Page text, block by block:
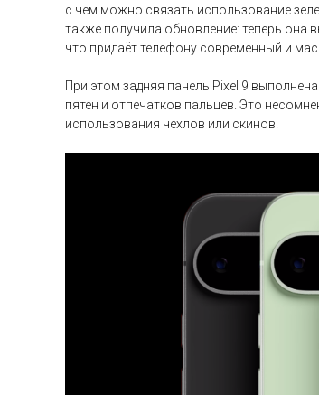
с чем можно связать использование
также получила обновление: теперь она
что придаёт телефону современный и
При этом задняя панель Pixel 9
пятен и отпечатков пальцев. Это
использования чехлов или скинов.